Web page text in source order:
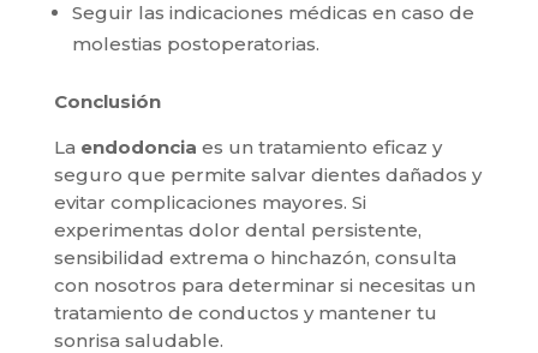
Seguir las indicaciones médicas en caso de
molestias postoperatorias.
Conclusión
La endodoncia es un tratamiento eficaz y
seguro que permite salvar dientes dañados y
evitar complicaciones mayores. Si
experimentas dolor dental persistente,
sensibilidad extrema o hinchazón, consulta
con nosotros para determinar si necesitas un
tratamiento de conductos y mantener tu
sonrisa saludable.